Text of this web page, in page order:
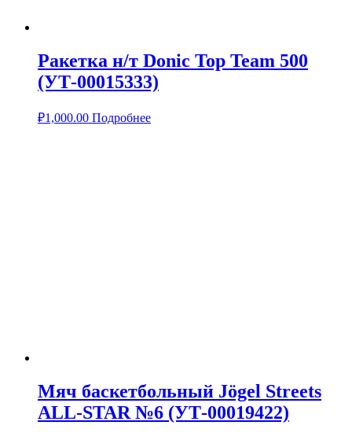
Ракетка н/т Donic Top Team 500
(УТ-00015333)
₽1,000.00 Подробнее
Мяч баскетбольный Jögel Streets
ALL-STAR №6 (УТ-00019422)